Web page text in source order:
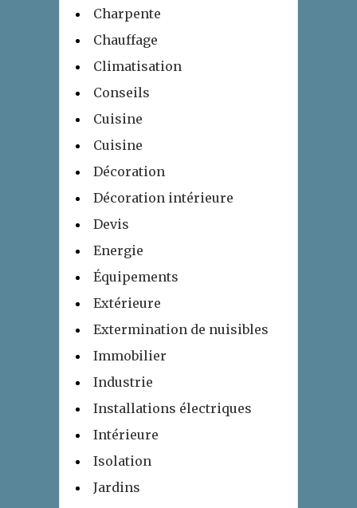
Charpente
Chauffage
Climatisation
Conseils
Cuisine
Cuisine
Décoration
Décoration intérieure
Devis
Energie
Équipements
Extérieure
Extermination de nuisibles
Immobilier
Industrie
Installations électriques
Intérieure
Isolation
Jardins